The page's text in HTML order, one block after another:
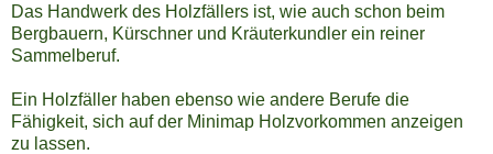
Das Handwerk des Holzfällers ist, wie auch schon beim
Bergbauern, Kürschner und Kräuterkundler ein reiner
Sammelberuf.
Ein Holzfäller haben ebenso wie andere Berufe die
Fähigkeit, sich auf der Minimap Holzvorkommen anzeigen
zu lassen.